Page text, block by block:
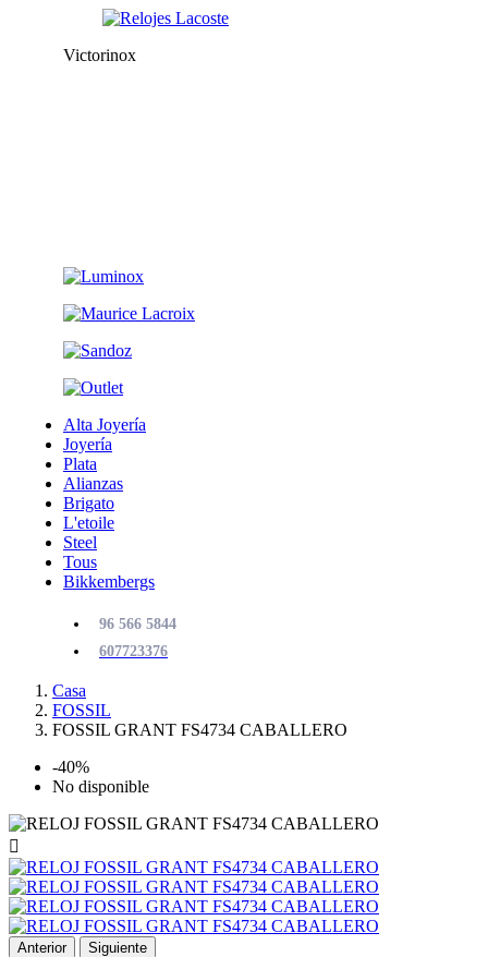
Victorinox
Alta Joyería
Joyería
Plata
Alianzas
Brigato
L'etoile
Steel
Tous
Bikkembergs
96 566 5844
607723376
Casa
FOSSIL
FOSSIL GRANT FS4734 CABALLERO
-40%
No disponible

Anterior Siguiente